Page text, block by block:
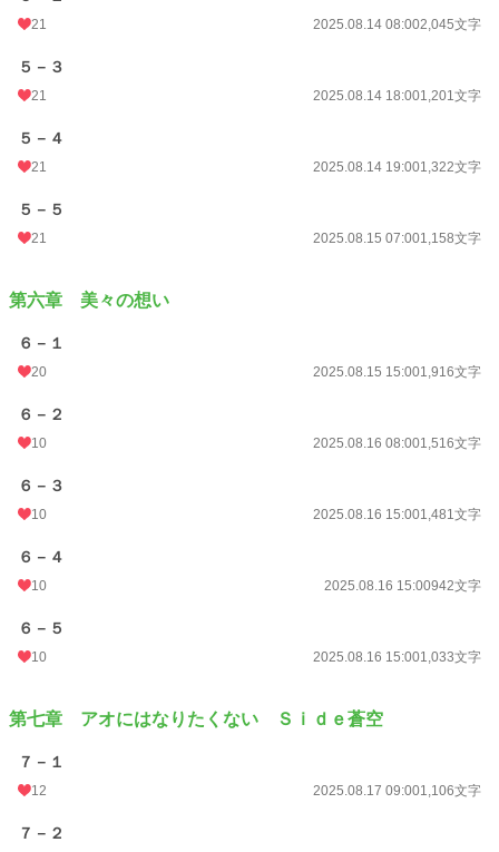
21 2025.08.14 08:002,045文字
５－３
21 2025.08.14 18:001,201文字
５－４
21 2025.08.14 19:001,322文字
５－５
21 2025.08.15 07:001,158文字
第六章 美々の想い
６－１
20 2025.08.15 15:001,916文字
６－２
10 2025.08.16 08:001,516文字
６－３
10 2025.08.16 15:001,481文字
６－４
10 2025.08.16 15:00942文字
６－５
10 2025.08.16 15:001,033文字
第七章 アオにはなりたくない Ｓｉｄｅ蒼空
７－１
12 2025.08.17 09:001,106文字
７－２